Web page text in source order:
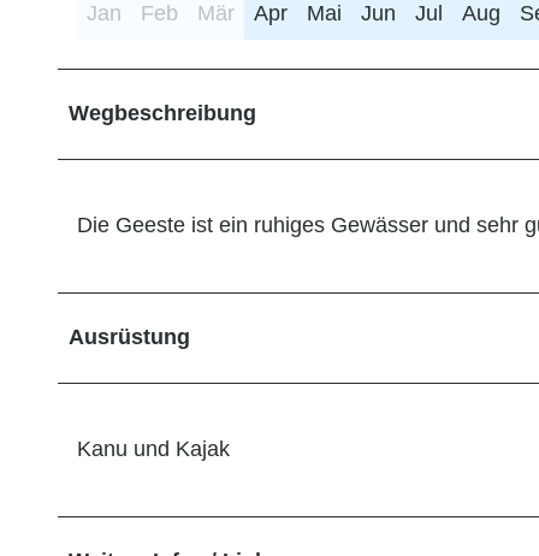
Jan Feb Mär Apr Mai Jun Jul Aug
Wegbeschreibung
Die Geeste ist ein ruhiges Gewässer und sehr
Ausrüstung
Kanu und Kajak